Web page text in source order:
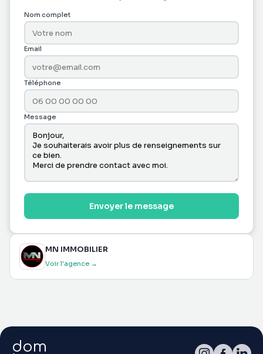
Nom complet
Email
Téléphone
Message
Envoyer le message
MN IMMOBILIER
Voir l'agence →
dom